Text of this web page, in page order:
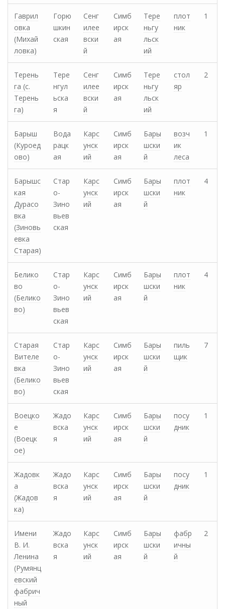
Гаврил
овка
(Михай
ловка)
Горю
шкин
ская
Сенг
илее
вски
й
Симб
ирск
ая
Тере
ньгу
льск
ий
плот
ник
1
Терень
га (с.
Терень
га)
Тере
нгул
ьска
я
Сенг
илее
вски
й
Симб
ирск
ая
Тере
ньгу
льск
ий
стол
яр
2
Барыш
(Куроед
ово)
Вода
рацк
ая
Карс
унск
ий
Симб
ирск
ая
Бары
шски
й
возч
ик
леса
1
Барышс
кая
Дурасо
вка
(Зиновь
евка
Старая)
Стар
о-
Зино
вьев
ская
Карс
унск
ий
Симб
ирск
ая
Бары
шски
й
плот
ник
4
Белико
во
(Белико
во)
Стар
о-
Зино
вьев
ская
Карс
унск
ий
Симб
ирск
ая
Бары
шски
й
плот
ник
4
Старая
Вителе
вка
(Белико
во)
Стар
о-
Зино
вьев
ская
Карс
унск
ий
Симб
ирск
ая
Бары
шски
й
пиль
щик
7
Воецко
е
(Воецк
ое)
Жадо
вска
я
Карс
унск
ий
Симб
ирск
ая
Бары
шски
й
посу
дник
1
Жадовк
а
(Жадов
ка)
Жадо
вска
я
Карс
унск
ий
Симб
ирск
ая
Бары
шски
й
посу
дник
1
Имени
В. И.
Ленина
(Румянц
евский
фабрич
ный
Жадо
вска
я
Карс
унск
ий
Симб
ирск
ая
Бары
шски
й
фабр
ичны
й
2